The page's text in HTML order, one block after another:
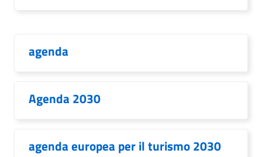
agenda
Agenda 2030
agenda europea per il turismo 2030